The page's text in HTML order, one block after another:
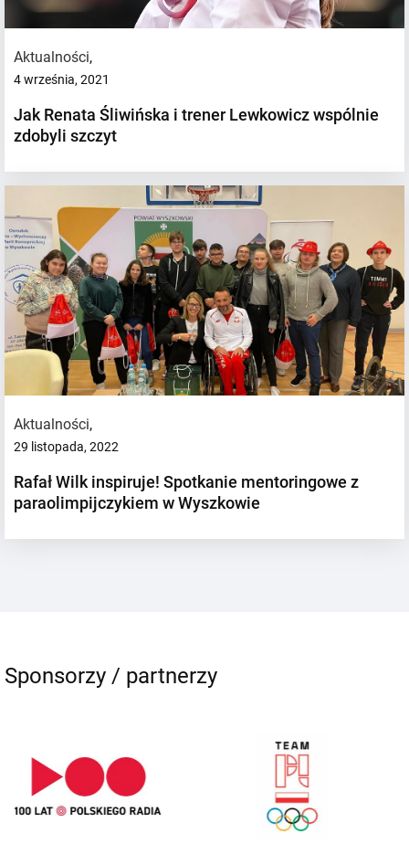
Aktualności,
4 września, 2021
Jak Renata Śliwińska i trener Lewkowicz wspólnie
zdobyli szczyt
Aktualności,
29 listopada, 2022
Rafał Wilk inspiruje! Spotkanie mentoringowe z
paraolimpijczykiem w Wyszkowie
Sponsorzy / partnerzy